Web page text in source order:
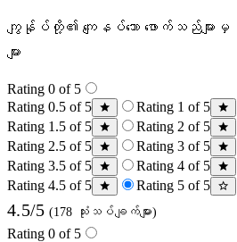
ကျွန်ုပ်တို့၏ ကျေနပ်သော ဖောက်သည်မျာ
များ
Rating 0 of 5
Rating 0.5 of 5
Rating 1 of 5
Rating 1.5 of 5
Rating 2 of 5
Rating 2.5 of 5
Rating 3 of 5
Rating 3.5 of 5
Rating 4 of 5
Rating 4.5 of 5
Rating 5 of 5
4.5/5 (178 သုံးသပ်ချက်များ)
Rating 0 of 5